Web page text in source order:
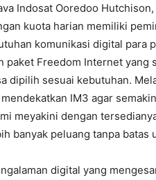
Indosat Ooredoo
kuota harian memiliki
komunikasi digital para
paket Freedom Internet
dipilih sesuai kebutuhan.
IM3 agar
meyakini dengan
banyak peluang tanpa batas
digital yang